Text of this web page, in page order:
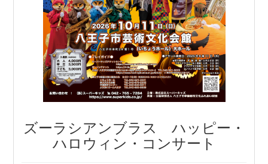
ズーラシアンブラス ハッピー・
ハロウィン・コンサート